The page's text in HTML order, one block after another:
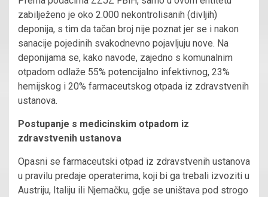
zabilježeno je oko 2.000 nekontrolisanih (divljih)
deponija, s tim da tačan broj nije poznat jer se i nakon
sanacije pojedinih svakodnevno pojavljuju nove. Na
deponijama se, kako navode, zajedno s komunalnim
otpadom odlaže 55% potencijalno infektivnog, 23%
hemijskog i 20% farmaceutskog otpada iz zdravstvenih
ustanova.
Postupanje s medicinskim otpadom iz
zdravstvenih ustanova
Opasni se farmaceutski otpad iz zdravstvenih ustanova
u pravilu predaje operaterima, koji bi ga trebali izvoziti u
Austriju, Italiju ili Njemačku, gdje se uništava pod strogo